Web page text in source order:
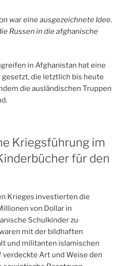
war eine ausgezeichnete Idee.
Russen in die afghanische
in Afghanistan hat eine
gesetzt, die letztlich bis heute
die ausländischen Truppen
Kriegsführung im
für den
Krieges investierten die
von Dollar in
Schulkinder zu
mit der bildhaften
und militanten islamischen
Art und Weise den